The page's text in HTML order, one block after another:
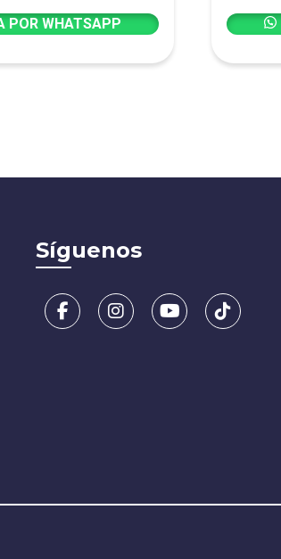
POR WHATSAPP
Síguenos